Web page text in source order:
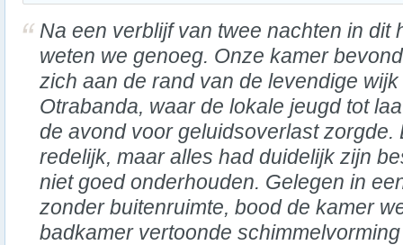
Na een verblijf van twee nachten in dit
weten we genoeg. Onze kamer bevond
zich aan de rand van de levendige wijk
Otrabanda, waar de lokale jeugd tot
de avond voor geluidsoverlast zorgde.
redelijk, maar alles had duidelijk zijn
niet goed onderhouden. Gelegen in
zonder buitenruimte, bood de kamer
badkamer vertoonde